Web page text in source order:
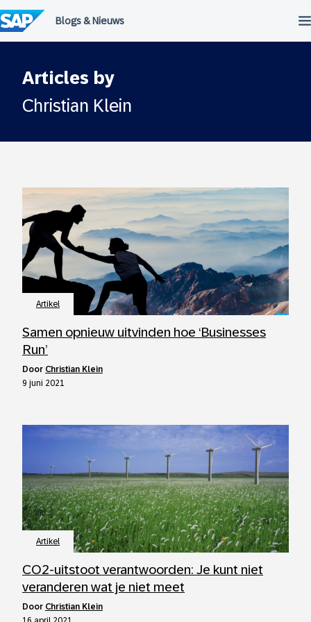
naar
de
inhoud
Articles by
Christian Klein
Artikel
Samen opnieuw uitvinden hoe ‘Businesses
Run’
door Christian Klein
9 juni 2021
Artikel
CO2-uitstoot verantwoorden: Je kunt niet
veranderen wat je niet meet
door Christian Klein